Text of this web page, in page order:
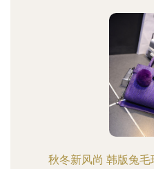
秋冬新风尚 韩版兔